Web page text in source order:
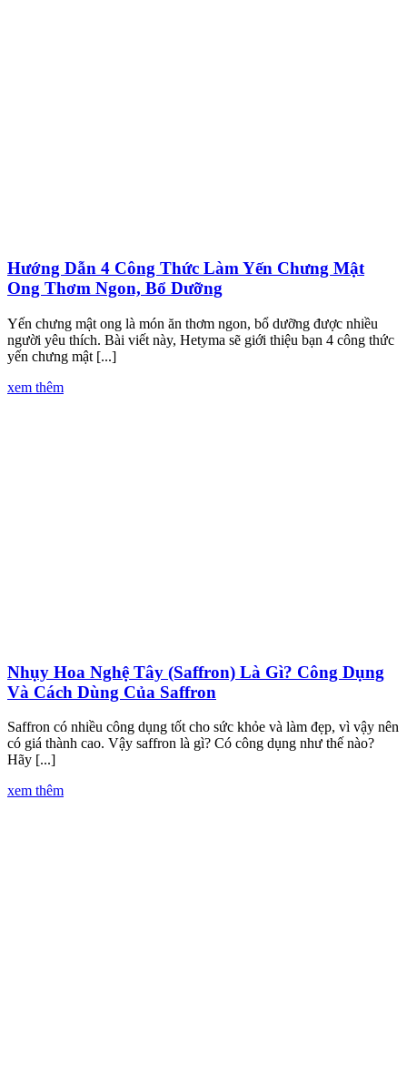
Hướng Dẫn 4 Công Thức Làm Yến Chưng Mật
Ong Thơm Ngon, Bổ Dưỡng
Yến chưng mật ong là món ăn thơm ngon, bổ dưỡng được nhiều
người yêu thích. Bài viết này, Hetyma sẽ giới thiệu bạn 4 công thức
yến chưng mật [...]
xem thêm
Nhụy Hoa Nghệ Tây (Saffron) Là Gì? Công Dụng
Và Cách Dùng Của Saffron
Saffron có nhiều công dụng tốt cho sức khỏe và làm đẹp, vì vậy nên
có giá thành cao. Vậy saffron là gì? Có công dụng như thế nào?
Hãy [...]
xem thêm